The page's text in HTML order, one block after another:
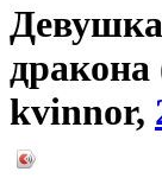
kvinnor,